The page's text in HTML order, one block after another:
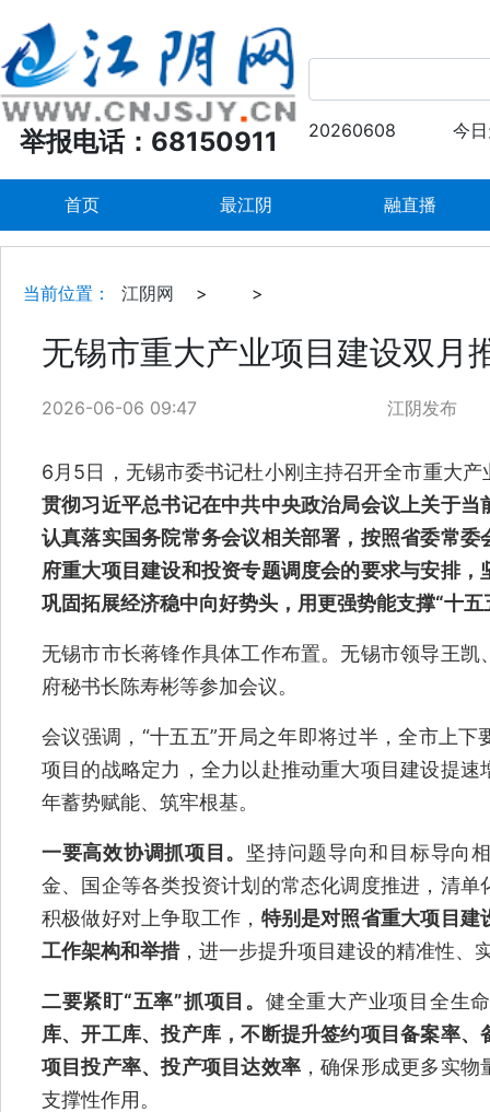
举报电话：68150911 20260608 今
首页 最江阴 融直播
当前位置： 江阴网 > >
无锡市重大产业项目建设双月
2026-06-06 09:47 江阴发布
6月5日，无锡市委书记杜小刚主持召开全市重大
贯彻习近平总书记在中共中央政治局会议上关于
认真落实国务院常务会议相关部署，按照省委常
府重大项目建设和投资专题调度会的要求与安排
巩固拓展经济稳中向好势头，用更强势能支撑“十五
无锡市市长蒋锋作具体工作布置。无锡市领导王
府秘书长陈寿彬等参加会议。
会议强调，“十五五”开局之年即将过半，全市上
项目的战略定力，全力以赴推动重大项目建设提
年蓄势赋能、筑牢根基。
一要高效协调抓项目。 坚持问题导向和目标导向
金、国企等各类投资计划的常态化调度推进，清
积极做好对上争取工作， 特别是对照省重大项目建
工作架构和举措，进一步提升项目建设的精准性、
二要紧盯“五率”抓项目。 健全重大产业项目全生
库、开工库、投产库，不断提升签约项目备案率
项目投产率、投产项目达效率 ，确保形成更多实
支撑性作用。